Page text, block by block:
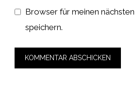
Browser für meinen
speichern.